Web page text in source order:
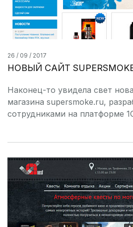
26 / 09 / 2017
НОВЫЙ САЙТ
Наконец-то увидела свет
магазина supersmoke.ru,
сотрудниками на платформе